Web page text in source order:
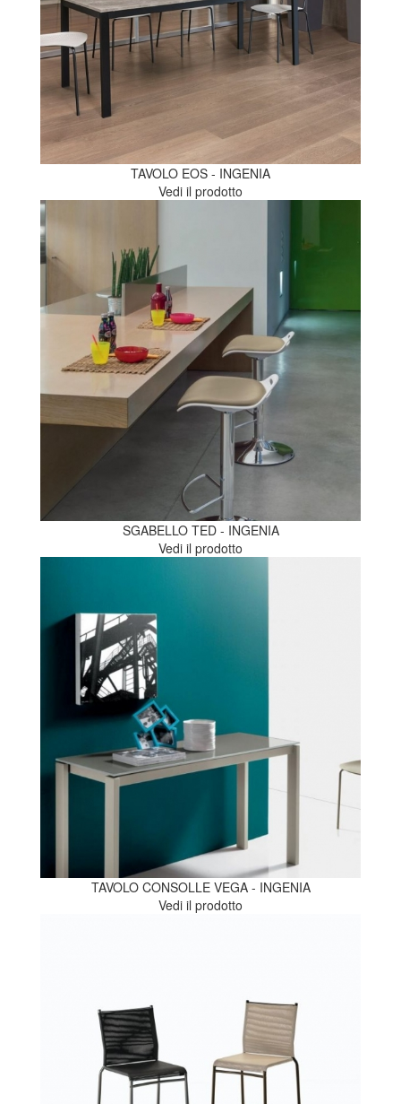
TAVOLO EOS - INGENIA
Vedi il prodotto
SGABELLO TED - INGENIA
Vedi il prodotto
TAVOLO CONSOLLE VEGA - INGENIA
Vedi il prodotto